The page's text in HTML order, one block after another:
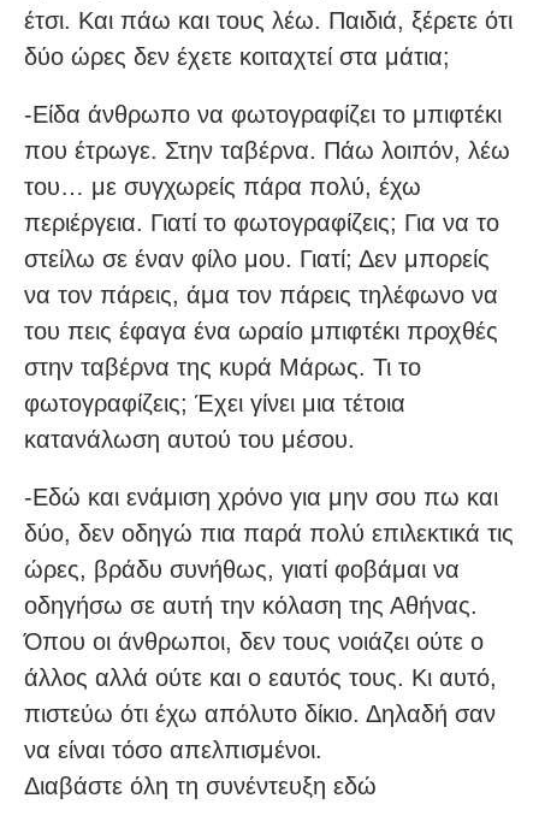
έτσι. Και πάω και τους λέω. Παιδιά, ξέρετε ότι
δύο ώρες δεν έχετε κοιταχτεί στα μάτια;
-Είδα άνθρωπο να φωτογραφίζει το μπιφτέκι
που έτρωγε. Στην ταβέρνα. Πάω λοιπόν, λέω
του… με συγχωρείς πάρα πολύ, έχω
περιέργεια. Γιατί το φωτογραφίζεις; Για να το
στείλω σε έναν φίλο μου. Γιατί; Δεν μπορείς
να τον πάρεις, άμα τον πάρεις τηλέφωνο να
του πεις έφαγα ένα ωραίο μπιφτέκι προχθές
στην ταβέρνα της κυρά Μάρως. Τι το
φωτογραφίζεις; Έχει γίνει μια τέτοια
κατανάλωση αυτού του μέσου.
-Εδώ και ενάμιση χρόνο για μην σου πω και
δύο, δεν οδηγώ πια παρά πολύ επιλεκτικά τις
ώρες, βράδυ συνήθως, γιατί φοβάμαι να
οδηγήσω σε αυτή την κόλαση της Αθήνας.
Όπου οι άνθρωποι, δεν τους νοιάζει ούτε ο
άλλος αλλά ούτε και ο εαυτός τους. Κι αυτό,
πιστεύω ότι έχω απόλυτο δίκιο. Δηλαδή σαν
να είναι τόσο απελπισμένοι.
Διαβάστε όλη τη συνέντευξη εδώ